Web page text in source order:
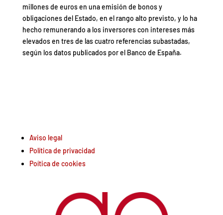
millones de euros en una emisión de bonos y
obligaciones del Estado, en el rango alto previsto, y lo ha
hecho remunerando a los inversores con intereses más
elevados en tres de las cuatro referencias subastadas,
según los datos publicados por el Banco de España.
Aviso legal
Política de privacidad
Poítica de cookies